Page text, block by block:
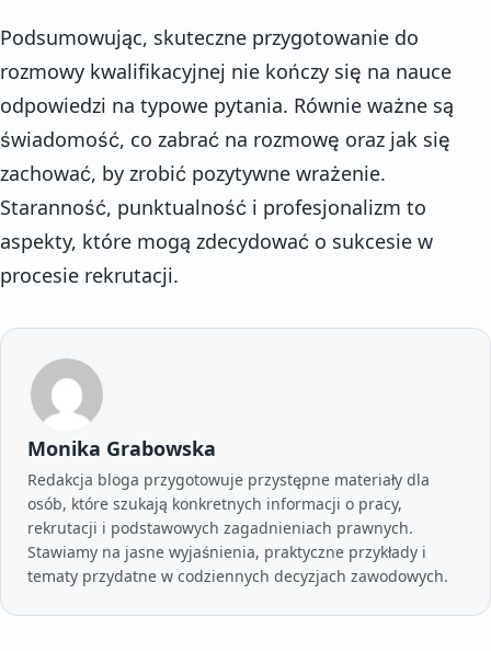
Podsumowując, skuteczne przygotowanie do
rozmowy kwalifikacyjnej nie kończy się na nauce
odpowiedzi na typowe pytania. Równie ważne są
świadomość, co zabrać na rozmowę oraz jak się
zachować, by zrobić pozytywne wrażenie.
Staranność, punktualność i profesjonalizm to
aspekty, które mogą zdecydować o sukcesie w
procesie rekrutacji.
Monika Grabowska
Redakcja bloga przygotowuje przystępne materiały dla
osób, które szukają konkretnych informacji o pracy,
rekrutacji i podstawowych zagadnieniach prawnych.
Stawiamy na jasne wyjaśnienia, praktyczne przykłady i
tematy przydatne w codziennych decyzjach zawodowych.